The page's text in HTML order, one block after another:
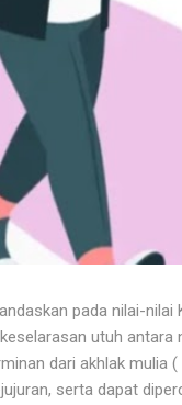
pada nilai-nilai
utuh antara
dari akhlak mulia
serta dapat